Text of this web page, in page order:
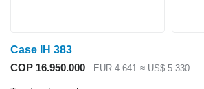
Case IH 383
COP 16.950.000
EUR 4.641 ≈ US$ 5.330